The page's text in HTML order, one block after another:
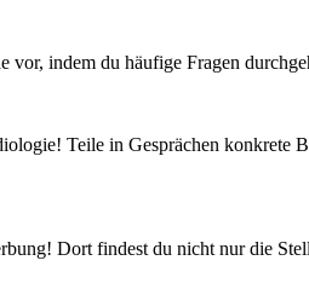
vor, indem du häufige Fragen
Teile in Gesprächen konkrete
Dort findest du nicht nur die